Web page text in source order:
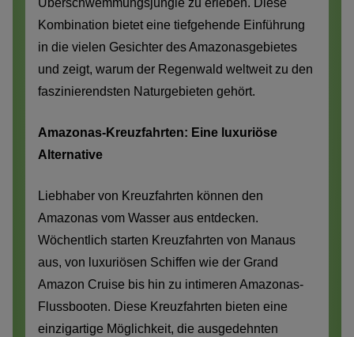
Überschwemmungsjungle zu erleben. Diese
Kombination bietet eine tiefgehende Einführung
in die vielen Gesichter des Amazonasgebietes
und zeigt, warum der Regenwald weltweit zu den
faszinierendsten Naturgebieten gehört.
Amazonas-Kreuzfahrten: Eine luxuriöse
Alternative
Liebhaber von Kreuzfahrten können den
Amazonas vom Wasser aus entdecken.
Wöchentlich starten Kreuzfahrten von Manaus
aus, von luxuriösen Schiffen wie der Grand
Amazon Cruise bis hin zu intimeren Amazonas-
Flussbooten. Diese Kreuzfahrten bieten eine
einzigartige Möglichkeit, die ausgedehnten